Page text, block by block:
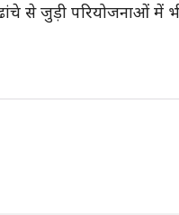
से जुड़ी परियोजनाओं में